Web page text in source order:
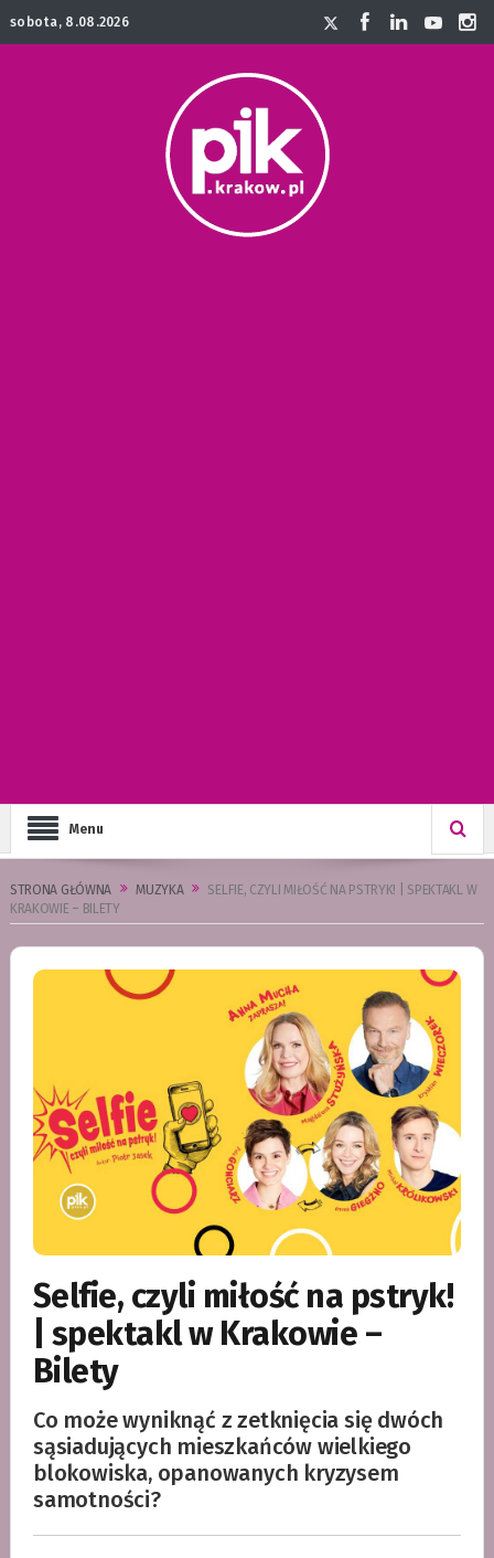
sobota, 8.08.2026
Menu
STRONA GŁÓWNA MUZYKA
SELFIE, CZYLI MIŁOŚĆ NA PSTRYK! | SPEKTAKL W
KRAKOWIE – BILETY
Selfie, czyli miłość na pstryk!
| spektakl w Krakowie –
Bilety
Co może wyniknąć z zetknięcia się dwóch
sąsiadujących mieszkańców wielkiego
blokowiska, opanowanych kryzysem
samotności?